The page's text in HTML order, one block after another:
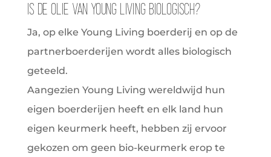
Is de olie van Young Living biologisch?
Ja, op elke Young Living boerderij en op de
partnerboerderijen wordt alles biologisch
geteeld.
Aangezien Young Living wereldwijd hun
eigen boerderijen heeft en elk land hun
eigen keurmerk heeft, hebben zij ervoor
gekozen om geen bio-keurmerk erop te